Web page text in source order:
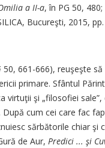
a II-a, în PG 50,
Bucureşti, 2015,
50, 661-666), reuşeşte
primare. Sfântul
virtuţii şi „filosofiei
cum cei care fac
sărbătorile chiar şi
de Aur, Predici ... şi